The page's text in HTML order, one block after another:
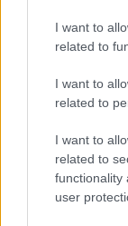
I want to
related to
I want to
related to
I want to
related to
functionality
user
Διαβάστε